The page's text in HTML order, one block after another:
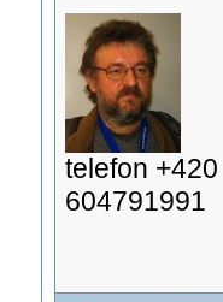
telefon +420
604791991